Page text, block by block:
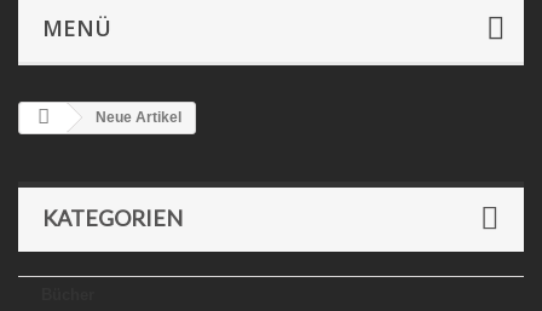
MENÜ
Neue Artikel
KATEGORIEN